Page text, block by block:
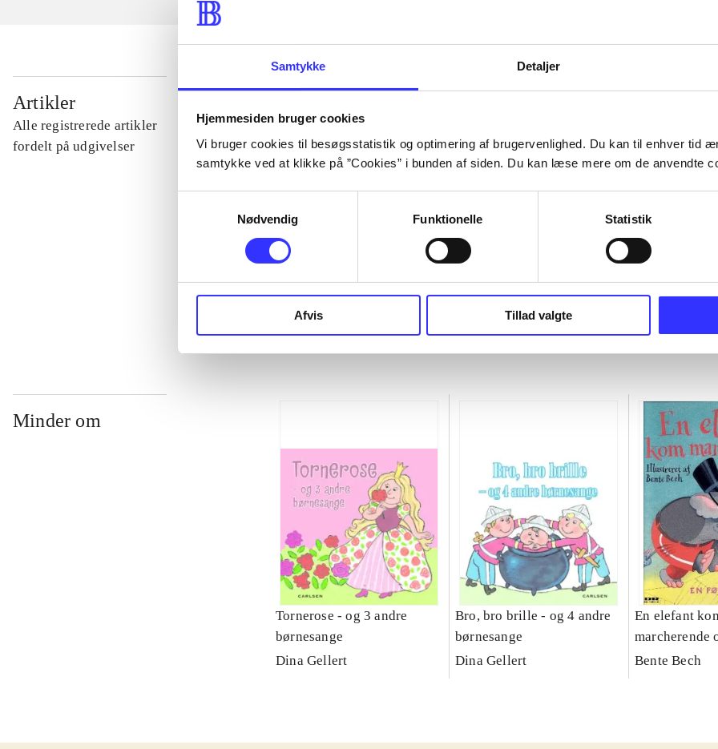
Samtykke Detaljer
Hjemmesiden bruger cookies
Vi bruger cookies til besøgsstatistik og optimering af brugervenlighed. Du kan til enhver tid
samtykke ved at klikke på ”Cookies” i bunden af siden. Du kan læse mere om de anvendte
Nødvendig
Funktionelle Statistik
Afvis Tillad valgte
Artikler
Alle registrerede artikler
fordelt på udgivelser
...
...
...
...
...
Minder om
Tornerose - og 3 andre
børnesange
Dina Gellert
Bro, bro brille - og 4 andre
børnesange
Dina Gellert
En elefant
marcherende
sange om
Bente Bech